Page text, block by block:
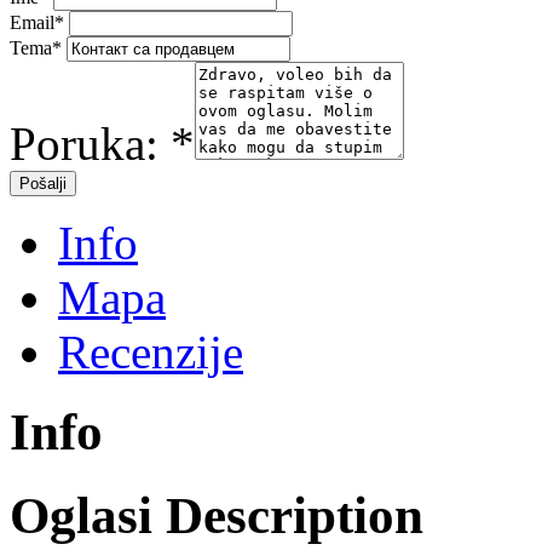
Email*
Tema*
Poruka: *
Info
Mapa
Recenzije
Info
Oglasi Description